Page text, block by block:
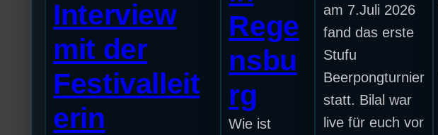
Interview
mit der
Festivalleit
erin
Rege
nsbu
rg
Wie ist
am 7.Juli 2026
fand das erste
Stufu
Beerpongturnier
statt. Bilal war
live für euch vor